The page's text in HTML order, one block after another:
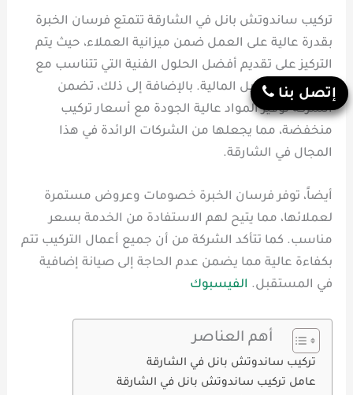
تركيب ساندوتش بانل في الشارقة تتمتع فرسان الخبرة
بقدرة عالية على العمل ضمن ميزانية العملاء، حيث يتم
التركيز على تقديم أفضل الحلول الفنية التي تتناسب مع
احتياجات العميل المالية. بالإضافة إلى ذلك، تضمن
الشركة توفير المواد عالية الجودة مع أسعار تركيب
منخفضة، مما يجعلها من الشركات الرائدة في هذا
المجال في الشارقة.
أيضاً، توفر فرسان الخبرة خصومات وعروض مستمرة
لعملائها، مما يتيح لهم الاستفادة من الخدمة بسعر
مناسب. كما تتأكد الشركة من أن جميع أعمال التركيب تتم
بكفاءة عالية مما يضمن عدم الحاجة إلى صيانة إضافية
في المستقبل. الفيسبوك
أهم العناصر
تركيب ساندوتش بانل في الشارقة
عامل تركيب ساندوتش بانل في الشارقة
إتصل بنا